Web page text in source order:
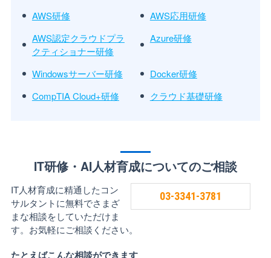
AWS研修
AWS応用研修
AWS認定クラウドプラ
クティショナー研修
Azure研修
Windowsサーバー研修
Docker研修
CompTIA Cloud+研修
クラウド基礎研修
IT研修・AI人材育成についてのご相談
03-3341-3781
IT人材育成に精通したコン
サルタントに無料でさまざ
まな相談をしていただけま
す。お気軽にご相談ください。
たとえばこんな相談ができます